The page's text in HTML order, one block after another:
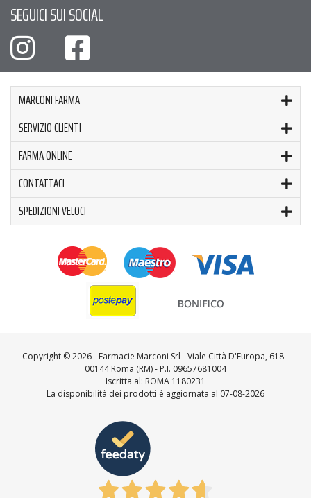
SEGUICI SUI SOCIAL
MARCONI FARMA
SERVIZIO CLIENTI
FARMA ONLINE
CONTATTACI
SPEDIZIONI VELOCI
Copyright ©2026 - Farmacie Marconi Srl - Viale Città D'Europa, 618 -
00144 Roma (RM) - P.I. 09657681004
Iscritta al: ROMA 1180231
La disponibilità dei prodotti è aggiornata al 07-08-2026